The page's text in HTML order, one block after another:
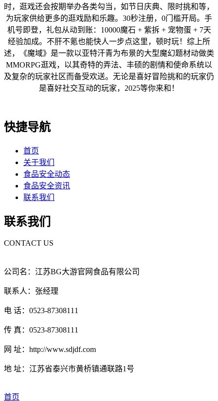
时，逛戏还会按期举办各类勾当，如节日庆典、限时挑和等，
为玩家供给更多的逛戏励和乐趣。30秒注册，0门槛开局。手
机号即登，礼包从动到账：10000魔石 + 紫拆 + 宠物蛋 + 7天
经验加成。不肝不氪也能快人一步点这里，顿时玩！综上所
述，《魔域》是一款以亚特汗青为布景的大型魔幻题材动做类
MMORPG逛戏，以其奇特的弄法、丰硕的剧情和使命系统以
及复杂的玩家社区而备受欢送。无论是喜好冒险挑和的玩家仍
是喜好社交互动的玩家，2025等你来和！
快捷导航
首页
关于我们
食品安全动态
食品安全资讯
联系我们
联系我们
CONTACT US
公司名：江苏BG大游官网食品有限公司
联系人：张经理
电 话：0523-87308111
传 真：0523-87308111
网 址：http://www.sdjdf.com
地 址：江苏省泰兴市黄桥镇通联路1号
首页